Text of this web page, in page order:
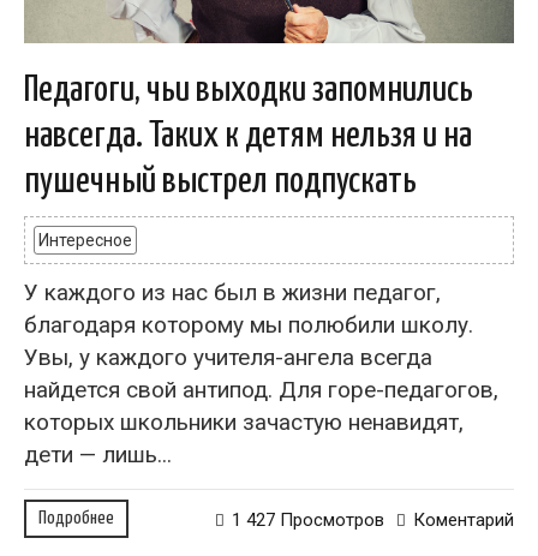
Педагоги, чьи выходки запомнились
навсегда. Таких к детям нельзя и на
пушечный выстрел подпускать
Интересное
У каждого из нас был в жизни педагог,
благодаря которому мы полюбили школу.
Увы, у каждого учителя-ангела всегда
найдется свой антипод. Для горе-педагогов,
которых школьники зачастую ненавидят,
дети — лишь...
Подробнее Коментарий
1 427 Просмотров